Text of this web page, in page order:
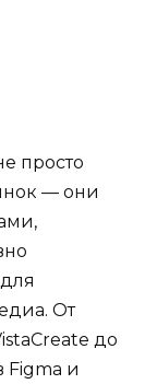
просто
— они
От
до
и